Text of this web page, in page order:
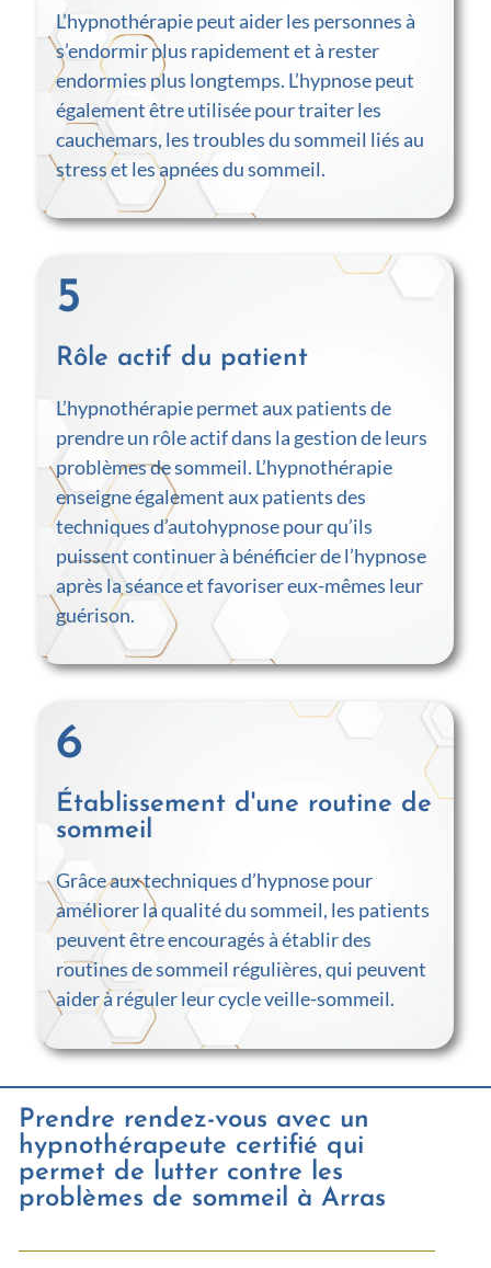
L’hypnothérapie peut aider les personnes à
s’endormir plus rapidement et à rester
endormies plus longtemps. L’hypnose peut
également être utilisée pour traiter les
cauchemars, les troubles du sommeil liés au
stress et les apnées du sommeil.
5
Rôle actif du patient
L’hypnothérapie permet aux patients de
prendre un rôle actif dans la gestion de leurs
problèmes de sommeil. L’hypnothérapie
enseigne également aux patients des
techniques d’autohypnose pour qu’ils
puissent continuer à bénéficier de l’hypnose
après la séance et favoriser eux-mêmes leur
guérison.
6
Établissement d'une routine de
sommeil
Grâce aux techniques d’hypnose pour
améliorer la qualité du sommeil, les patients
peuvent être encouragés à établir des
routines de sommeil régulières, qui peuvent
aider à réguler leur cycle veille-sommeil.
Prendre rendez-vous avec un
hypnothérapeute certifié qui
permet de lutter contre les
problèmes de sommeil à Arras